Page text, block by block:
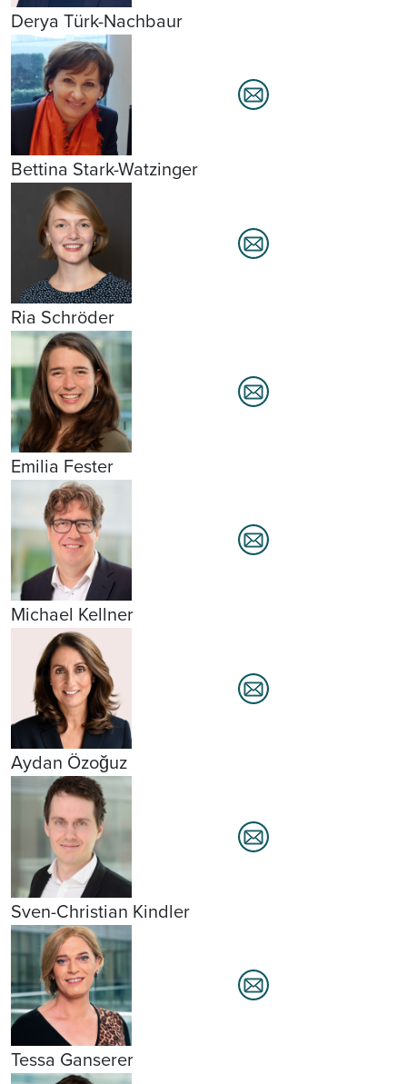
Derya Türk-Nachbaur
Bettina Stark-Watzinger
Ria Schröder
Emilia Fester
Michael Kellner
Aydan Özoğuz
Sven-Christian Kindler
Tessa Ganserer